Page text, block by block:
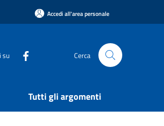
Accedi all'area personale
su Cerca
Tutti gli argomenti